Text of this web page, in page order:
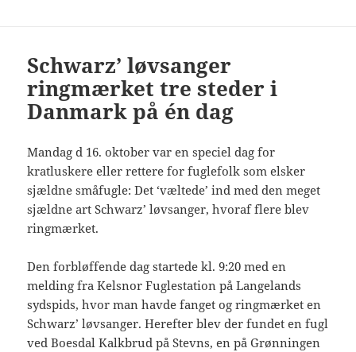
Schwarz’ løvsanger
ringmærket tre steder i
Danmark på én dag
Mandag d 16. oktober var en speciel dag for
kratluskere eller rettere for fuglefolk som elsker
sjældne småfugle: Det ‘væltede’ ind med den meget
sjældne art Schwarz’ løvsanger, hvoraf flere blev
ringmærket.
Den forbløffende dag startede kl. 9:20 med en
melding fra Kelsnor Fuglestation på Langelands
sydspids, hvor man havde fanget og ringmærket en
Schwarz’ løvsanger. Herefter blev der fundet en fugl
ved Boesdal Kalkbrud på Stevns, en på Grønningen